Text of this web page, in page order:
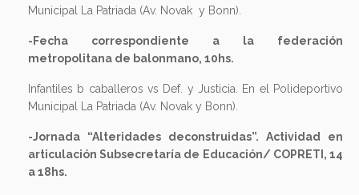
Municipal La Patriada (Av. Novak y Bonn).
-Fecha correspondiente a la federación
metropolitana de balonmano, 10hs.
Infantiles b caballeros vs Def. y Justicia. En el Polideportivo
Municipal La Patriada (Av. Novak y Bonn).
-Jornada “Alteridades deconstruidas”. Actividad en
articulación Subsecretaría de Educación/ COPRETI, 14
a 18hs.